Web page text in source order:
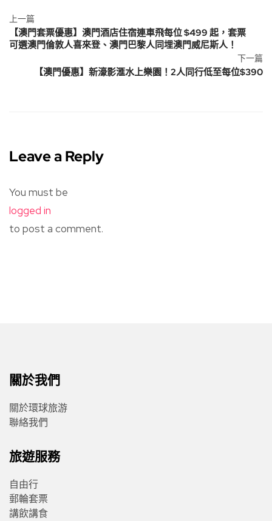
上一篇
【澳門套票優惠】澳門酒店住宿連車飛每位 $499 起，套票
可選澳門倫敦人喜來登、澳門巴黎人同埋澳門威尼斯人！
下一篇
【澳門優惠】新濠影滙水上樂園！2人同行低至每位$390
Leave a Reply
You must be
logged in
to post a comment.
關於我們
關於環球旅游
聯絡我們
旅遊服務
自由行
郵輪套票
講飲講食